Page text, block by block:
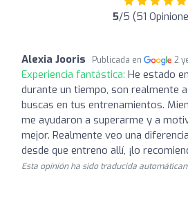
5/5 (51
Alexia Jooris Publicada en 2
Experiencia fantástica: He estado
durante un tiempo, son realmente
buscas en tus entrenamientos.
me ayudaron a superarme y a
mejor. Realmente veo una
desde que entreno allí, ¡lo
Esta opinión ha sido traducida